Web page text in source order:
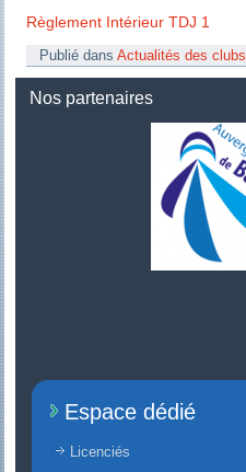
Règlement Intérieur TDJ 1
Publié dans Actualités des clubs
Nos partenaires
Espace dédié
Licenciés